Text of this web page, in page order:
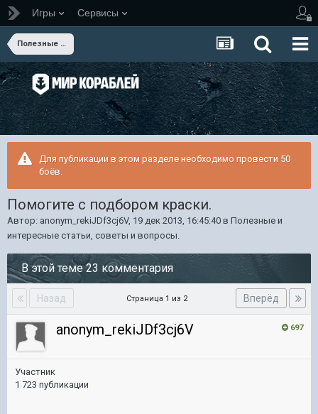
Игры Сервисы
Полезные и интересные статьи, советы и вопросы.
Для публикации в этом разделе необходимо провести 50
боёв.
Помогите с подбором краски.
Автор: anonym_rekiJDf3cj6V, 19 дек 2013, 16:45:40 в Полезные и
интересные статьи, советы и вопросы.
В этой теме 23 комментария
Назад Вперёд
Страница 1 из 2
697
anonym_rekiJDf3cj6V
Участник
1 723 публикации